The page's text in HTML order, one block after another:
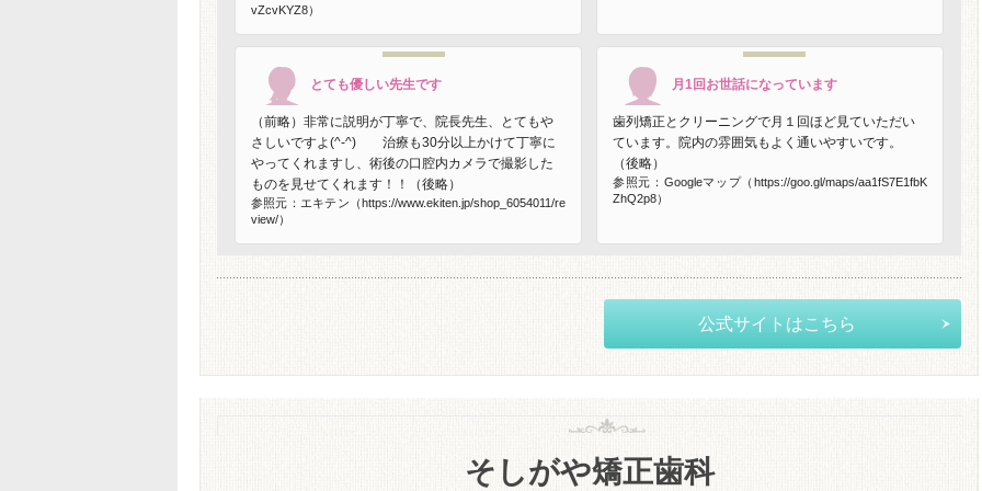
vZcvKYZ8）
とても優しい先生です
（前略）非常に説明が丁寧で、院長先生、とてもや
さしいですよ(^-^) 治療も30分以上かけて丁寧に
やってくれますし、術後の口腔内カメラで撮影した
ものを見せてくれます！！（後略）
参照元：エキテン（https://www.ekiten.jp/shop_6054011/re
view/）
月1回お世話になっています
歯列矯正とクリーニングで月１回ほど見ていただい
ています。院内の雰囲気もよく通いやすいです。
（後略）
参照元：Googleマップ（https://goo.gl/maps/aa1fS7E1fbK
ZhQ2p8）
公式サイトはこちら
そしがや矯正歯科